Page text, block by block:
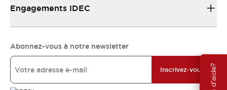
Engagements IDEC
Abonnez-vous à notre newsletter
Inscrivez-vous